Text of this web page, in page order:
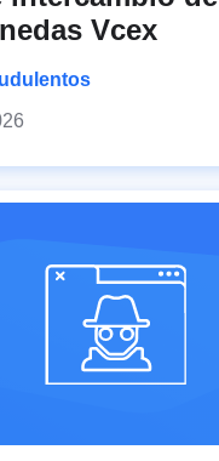
Vcex